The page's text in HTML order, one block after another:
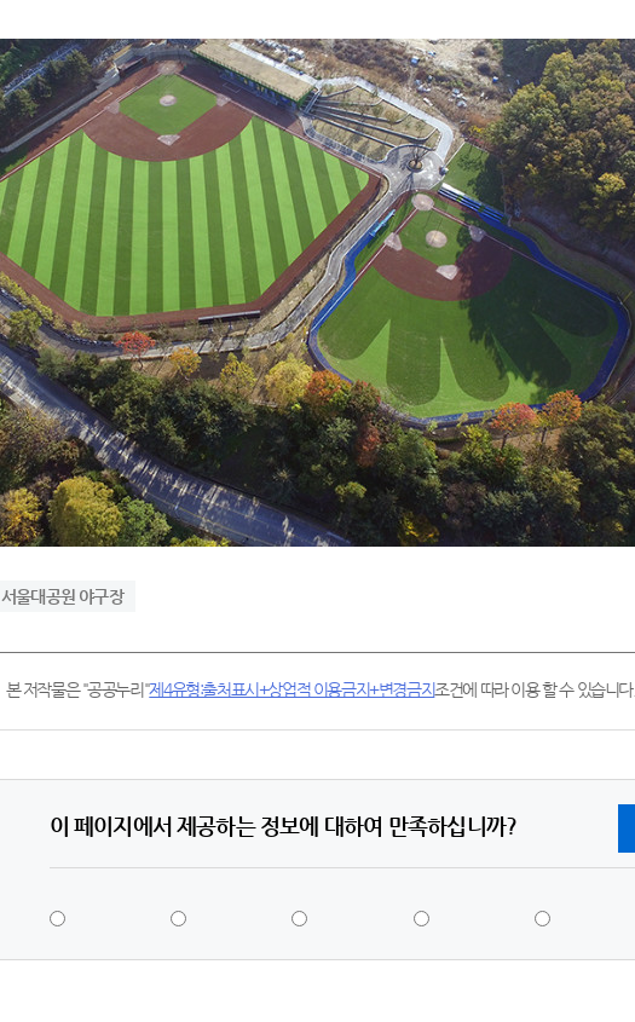
서울대공원 야구장
본 저작물은 "공공누리"제4유형:출처표시+상업적 이용금지+변경금지조건에 따라 이용 할 수 있습니다.
이 페이지에서 제공하는 정보에 대하여 만족하십니까?